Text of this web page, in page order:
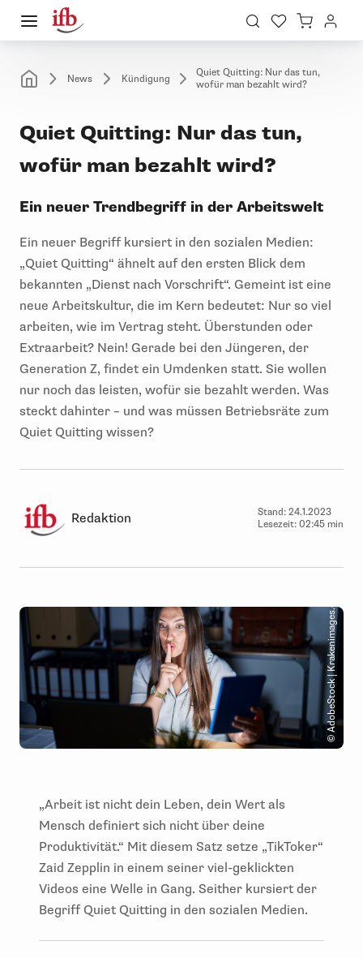
News Kündigung
Quiet Quitting: Nur das tun,
wofür man bezahlt wird?
Quiet Quitting: Nur das tun,
wofür man bezahlt wird?
Ein neuer Trendbegriff in der Arbeitswelt
Ein neuer Begriff kursiert in den sozialen Medien:
„Quiet Quitting“ ähnelt auf den ersten Blick dem
bekannten „Dienst nach Vorschrift“. Gemeint ist eine
neue Arbeitskultur, die im Kern bedeutet: Nur so viel
arbeiten, wie im Vertrag steht. Überstunden oder
Extraarbeit? Nein! Gerade bei den Jüngeren, der
Generation Z, findet ein Umdenken statt. Sie wollen
nur noch das leisten, wofür sie bezahlt werden. Was
steckt dahinter – und was müssen Betriebsräte zum
Quiet Quitting wissen?
Redaktion Stand: 24.1.2023
Lesezeit: 02:45 min
© AdobeStock | Krakenimages.com
„Arbeit ist nicht dein Leben, dein Wert als
Mensch definiert sich nicht über deine
Produktivität.“ Mit diesem Satz setze „TikToker“
Zaid Zepplin in einem seiner viel-geklickten
Videos eine Welle in Gang. Seither kursiert der
Begriff Quiet Quitting in den sozialen Medien.